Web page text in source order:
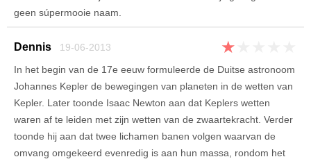
geen súpermooie naam.
Dennis 19-06-2013 ★
In het begin van de 17e eeuw formuleerde de Duitse astronoom
Johannes Kepler de bewegingen van planeten in de wetten van
Kepler. Later toonde Isaac Newton aan dat Keplers wetten
waren af te leiden met zijn wetten van de zwaartekracht. Verder
toonde hij aan dat twee lichamen banen volgen waarvan de
omvang omgekeerd evenredig is aan hun massa, rondom het